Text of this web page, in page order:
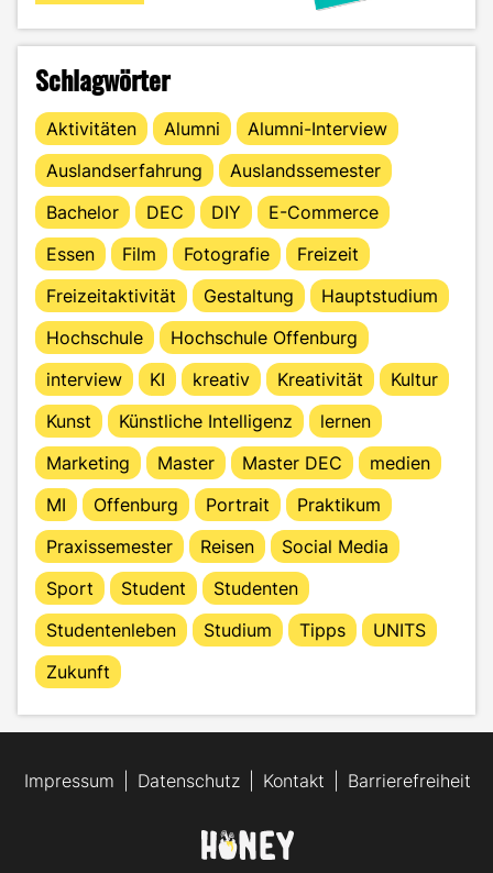
Schlagwörter
Aktivitäten Alumni
Alumni-Interview
Auslandserfahrung
Auslandssemester
Bachelor
DEC DIY
E-Commerce
Essen
Film Fotografie
Freizeit
Freizeitaktivität
Gestaltung
Hauptstudium
Hochschule
Hochschule Offenburg
interview
KI kreativ Kreativität
Kultur
Kunst
Künstliche Intelligenz
lernen
Marketing
Master Master DEC
medien
MI
Offenburg Portrait
Praktikum
Praxissemester
Reisen
Social Media
Sport
Student
Studenten
Studentenleben
Studium Tipps
UNITS
Zukunft
Impressum Datenschutz Kontakt Barrierefreiheit